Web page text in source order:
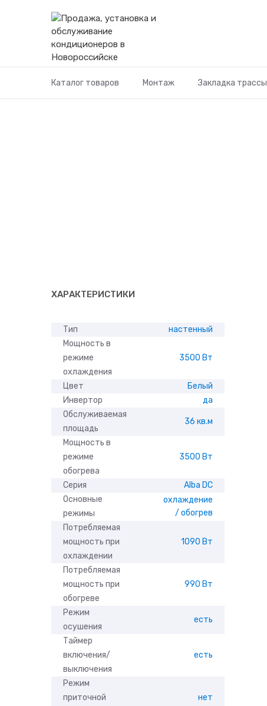
содержимому
Каталог товаров Монтаж Закладка трассы
ХАРАКТЕРИСТИКИ
Тип
настенный
Мощность в
режиме
охлаждения
3500 Вт
Цвет
Белый
Инвертор
да
Обслуживаемая
площадь
36 кв.м
Мощность в
режиме
обогрева
3500 Вт
Серия
Alba DC
Основные
режимы
охлаждение
/ обогрев
Потребляемая
мощность при
охлаждении
1090 Вт
Потребляемая
мощность при
обогреве
990 Вт
Режим
осушения
есть
Таймер
включения/
выключения
есть
Режим
приточной
нет